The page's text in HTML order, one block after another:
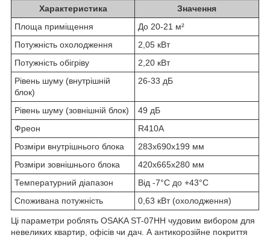
Характеристика
Значення
Площа приміщення
До 20-21 м²
Потужність охолодження
2,05 кВт
Потужність обігріву
2,20 кВт
Рівень шуму (внутрішній
блок)
26-33 дБ
Рівень шуму (зовнішній блок)
49 дБ
Фреон
R410A
Розміри внутрішнього блока
283x690x199 мм
Розміри зовнішнього блока
420x665x280 мм
Температурний діапазон
Від -7°C до +43°C
Споживана потужність
0,63 кВт (охолодження)
Ці параметри роблять OSAKA ST-07HH чудовим вибором для
невеликих квартир, офісів чи дач. А антикорозійне покриття